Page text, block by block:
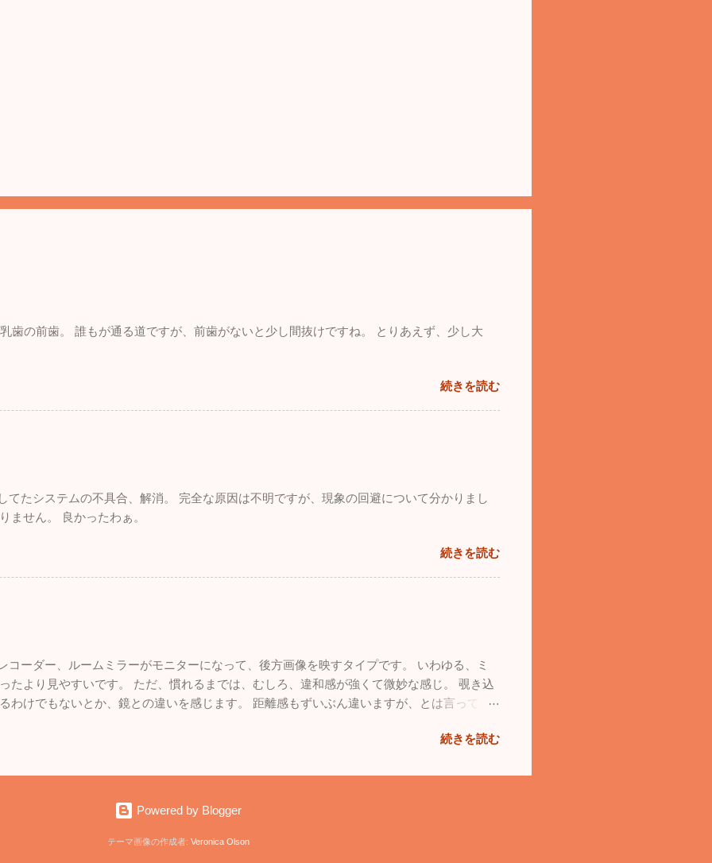
歯の前歯。 誰もが通る道ですが、前歯がないと少し間抜けですね。 とりあえず、少し大
続きを読む
てたシステムの不具合、解消。 完全な原因は不明ですが、現象の回避について分かりまし
ません。 良かったわぁ。
続きを読む
コーダー、ルームミラーがモニターになって、後方画像を映すタイプです。 いわゆる、ミ
たより見やすいです。 ただ、慣れるまでは、むしろ、違和感が強くて微妙な感じ。 覗き込
わけでもないとか、鏡との違いを感じます。 距離感もずいぶん違いますが、とは言って
続きを読む
Powered by Blogger
テーマ画像の作成者: Veronica Olson